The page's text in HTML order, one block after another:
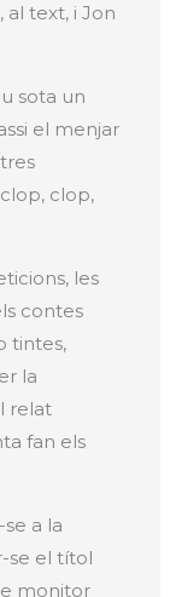
text, i Jon
sota un
el menjar
clop,
les
contes
tintes,
la
relat
fan els
a la
se el títol
monitor